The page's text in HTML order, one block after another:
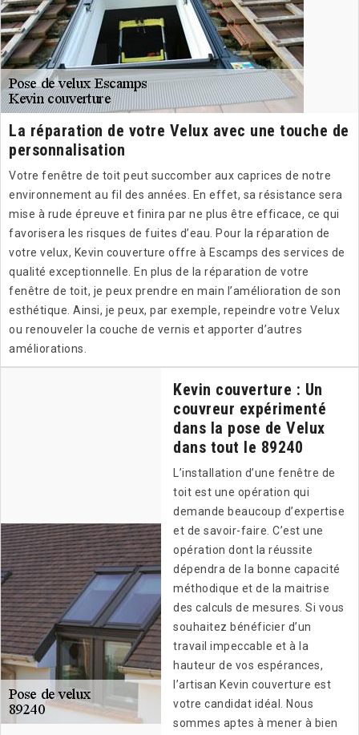
La réparation de votre Velux avec une touche de
personnalisation
Votre fenêtre de toit peut succomber aux caprices de notre
environnement au fil des années. En effet, sa résistance sera
mise à rude épreuve et finira par ne plus être efficace, ce qui
favorisera les risques de fuites d’eau. Pour la réparation de
votre velux, Kevin couverture offre à Escamps des services de
qualité exceptionnelle. En plus de la réparation de votre
fenêtre de toit, je peux prendre en main l’amélioration de son
esthétique. Ainsi, je peux, par exemple, repeindre votre Velux
ou renouveler la couche de vernis et apporter d’autres
améliorations.
Kevin couverture : Un
couvreur expérimenté
dans la pose de Velux
dans tout le 89240
L’installation d’une fenêtre de
toit est une opération qui
demande beaucoup d’expertise
et de savoir-faire. C’est une
opération dont la réussite
dépendra de la bonne capacité
méthodique et de la maitrise
des calculs de mesures. Si vous
souhaitez bénéficier d’un
travail impeccable et à la
hauteur de vos espérances,
l’artisan Kevin couverture est
votre candidat idéal. Nous
sommes aptes à mener à bien